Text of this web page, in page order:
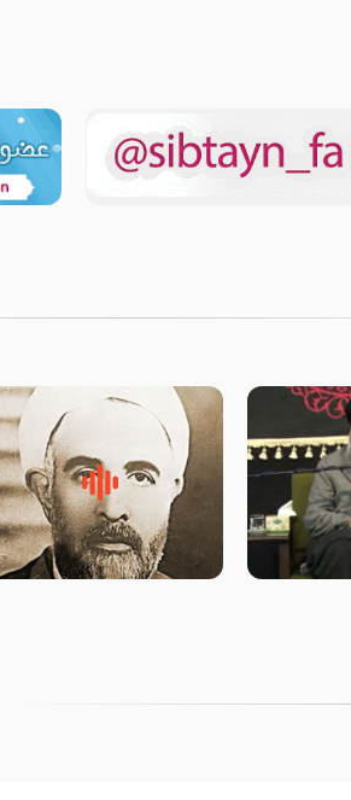
الله علیها
الاسلام
روضه‌ی مجلس یزید ملعون و
اسارت اهل‌بیت علیهم‌السلام –